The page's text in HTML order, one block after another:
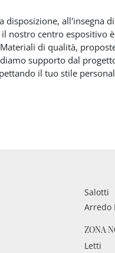
all'insegna
centro espositivo
di qualità,
supporto dal
il tuo stile
Salotti
Arredo
ZONA
Letti